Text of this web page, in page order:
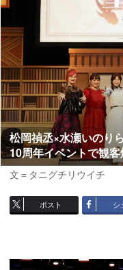
松岡禎丞×水瀬いの
10周年イベントで観
文＝タニグチリウイチ
ポスト シ